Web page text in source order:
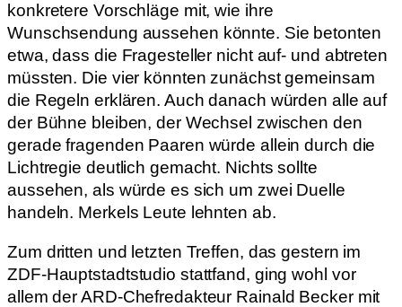
konkretere Vorschläge mit, wie ihre
Wunschsendung aussehen könnte. Sie betonten
etwa, dass die Fragesteller nicht auf- und abtreten
müssten. Die vier könnten zunächst gemeinsam
die Regeln erklären. Auch danach würden alle auf
der Bühne bleiben, der Wechsel zwischen den
gerade fragenden Paaren würde allein durch die
Lichtregie deutlich gemacht. Nichts sollte
aussehen, als würde es sich um zwei Duelle
handeln. Merkels Leute lehnten ab.
Zum dritten und letzten Treffen, das gestern im
ZDF-Hauptstadtstudio stattfand, ging wohl vor
allem der ARD-Chefredakteur Rainald Becker mit